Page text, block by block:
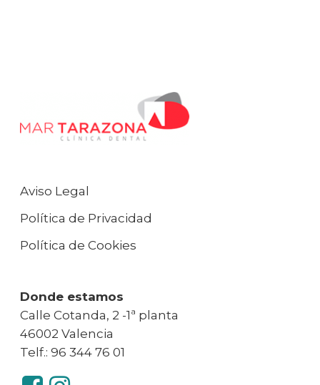
Aviso Legal
Política de Privacidad
Política de Cookies
Donde estamos
Calle Cotanda, 2 -1ª planta
46002 Valencia
Telf.: 96 344 76 01